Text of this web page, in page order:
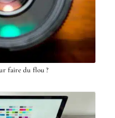
faire du flou ?